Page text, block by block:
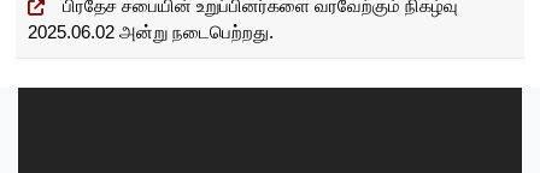
t
i
பிரதேச சபையின் உறுப்பினர்களை வரவேற்கும் நிகழ்வு
2025.06.02 அன்று நடைபெற்றது.